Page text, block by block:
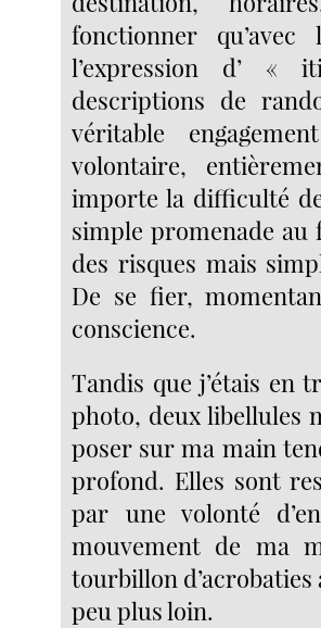
fonctionner
l’expression d’ «
descriptions de
véritable
volontaire,
importe la difficulté
simple promenade au
des risques mais
De se fier,
conscience.
Tandis que j’étais en
photo, deux libellules
poser sur ma main
profond. Elles sont
par une volonté
mouvement de ma
tourbillon
peu plus loin.